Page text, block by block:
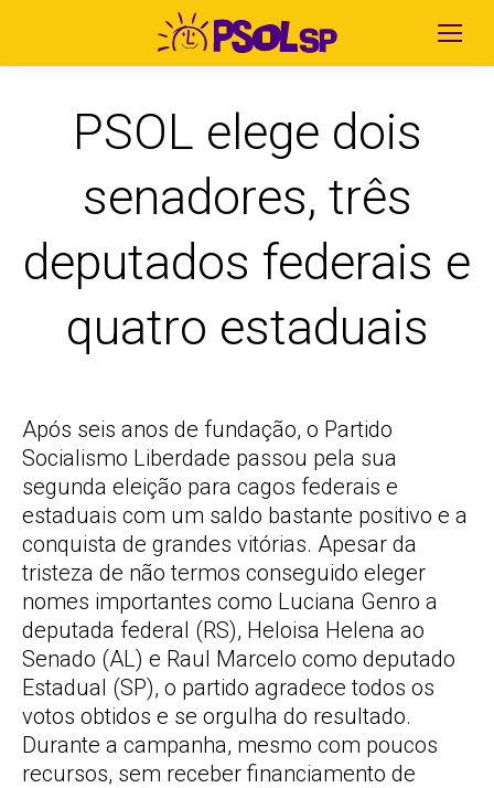
PSOL elege dois
senadores, três
deputados federais e
quatro estaduais
Após seis anos de fundação, o Partido
Socialismo Liberdade passou pela sua
segunda eleição para cagos federais e
estaduais com um saldo bastante positivo e a
conquista de grandes vitórias. Apesar da
tristeza de não termos conseguido eleger
nomes importantes como Luciana Genro a
deputada federal (RS), Heloisa Helena ao
Senado (AL) e Raul Marcelo como deputado
Estadual (SP), o partido agradece todos os
votos obtidos e se orgulha do resultado.
Durante a campanha, mesmo com poucos
recursos, sem receber financiamento de